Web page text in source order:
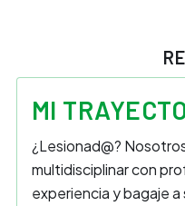
MI
¿Lesionad@?
multidisciplinar con
experiencia y bagaje a